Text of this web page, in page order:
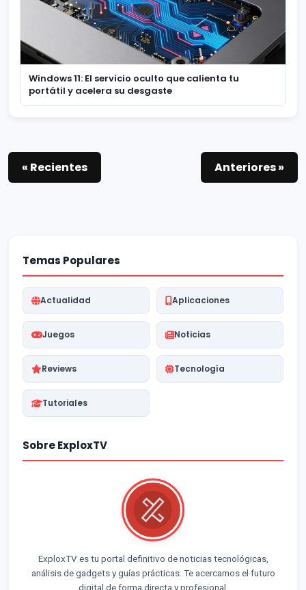
Windows 11: El servicio oculto que calienta tu
portátil y acelera su desgaste
« Recientes Anteriores »
Temas Populares
Actualidad Aplicaciones
Juegos Noticias
Reviews Tecnología
Tutoriales
Sobre ExploxTV
ExploxTV es tu portal definitivo de noticias tecnológicas,
análisis de gadgets y guías prácticas. Te acercamos el futuro
digital de forma directa y profesional.